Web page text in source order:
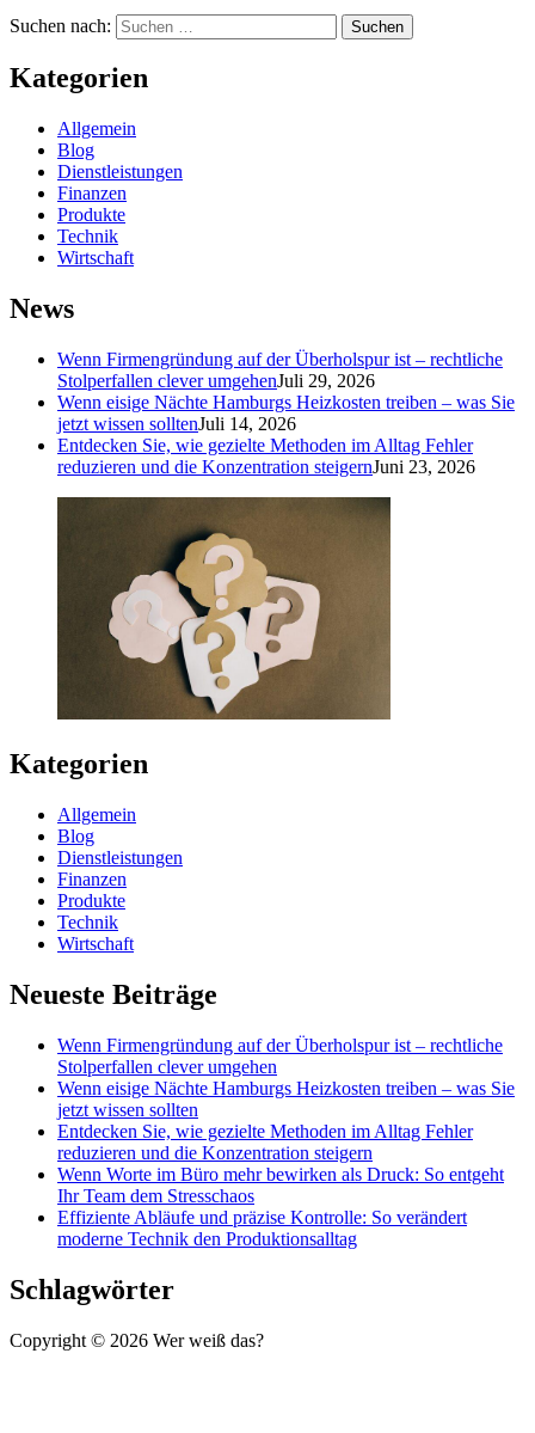
Suchen nach:
Kategorien
Allgemein
Blog
Dienstleistungen
Finanzen
Produkte
Technik
Wirtschaft
News
Wenn Firmengründung auf der Überholspur ist – rechtliche
Stolperfallen clever umgehenJuli 29, 2026
Wenn eisige Nächte Hamburgs Heizkosten treiben – was Sie
jetzt wissen solltenJuli 14, 2026
Entdecken Sie, wie gezielte Methoden im Alltag Fehler
reduzieren und die Konzentration steigernJuni 23, 2026
Kategorien
Allgemein
Blog
Dienstleistungen
Finanzen
Produkte
Technik
Wirtschaft
Neueste Beiträge
Wenn Firmengründung auf der Überholspur ist – rechtliche
Stolperfallen clever umgehen
Wenn eisige Nächte Hamburgs Heizkosten treiben – was Sie
jetzt wissen sollten
Entdecken Sie, wie gezielte Methoden im Alltag Fehler
reduzieren und die Konzentration steigern
Wenn Worte im Büro mehr bewirken als Druck: So entgeht
Ihr Team dem Stresschaos
Effiziente Abläufe und präzise Kontrolle: So verändert
moderne Technik den Produktionsalltag
Schlagwörter
Copyright © 2026 Wer weiß das?